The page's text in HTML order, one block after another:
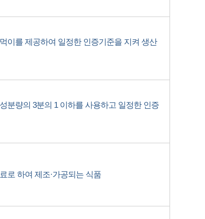
이를 제공하여 일정한 인증기준을 지켜 생산
분량의 3분의 1 이하를 사용하고 일정한 인증
로 하여 제조·가공되는 식품